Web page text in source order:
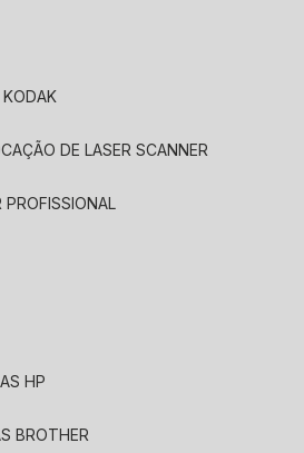
KODAK
DE LASER SCANNER
PROFISSIONAL
HP
BROTHER